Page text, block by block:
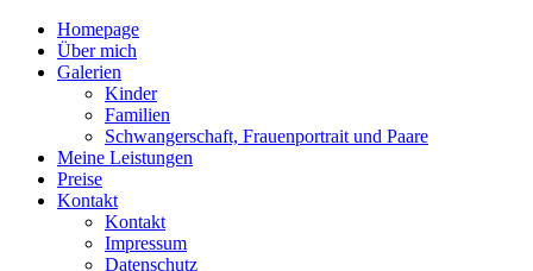
Homepage
Über mich
Galerien
Kinder
Familien
Schwangerschaft, Frauenportrait und Paare
Meine Leistungen
Preise
Kontakt
Kontakt
Impressum
Datenschutz